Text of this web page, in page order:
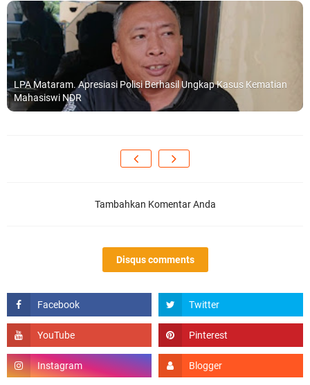
LPA Mataram. Apresiasi Polisi Berhasil Ungkap Kasus Kematian
Mahasiswi NDR
Tambahkan Komentar Anda
Disqus comments